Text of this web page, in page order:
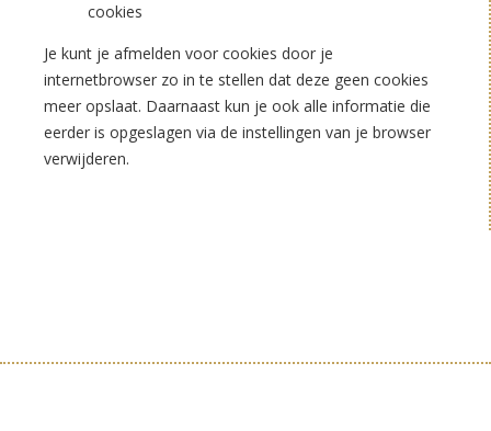
cookies
Je kunt je afmelden voor cookies door je
internetbrowser zo in te stellen dat deze geen cookies
meer opslaat. Daarnaast kun je ook alle informatie die
eerder is opgeslagen via de instellingen van je browser
verwijderen.